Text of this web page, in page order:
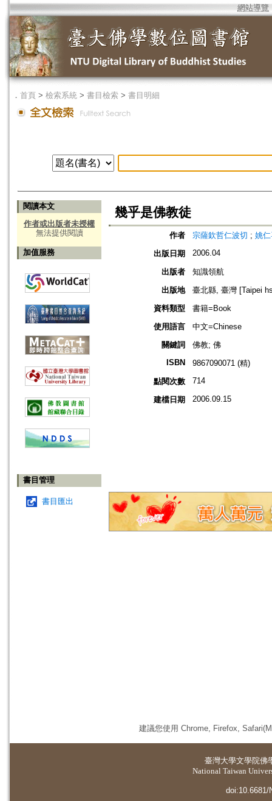
網站導覽
． 首頁 > 檢索系統 > 書目檢索 > 書目明細
閱讀本文
作者或出版者未授權
無法提供閱讀
加值服務
書目管理
書目匯出
幾乎是佛教徒
作者 宗薩欽哲仁波切 ; 姚
出版日期
2006.04
出版者
知識領航
出版地
臺北縣, 臺灣 [Taipei
資料類型
書籍=Book
使用語言
中文=Chinese
關鍵詞
佛教; 佛
ISBN
9867090071 (精)
點閱次數
714
建檔日期 2006.09.15
建議您使用 Chrome, Firefox,
臺灣大學文學院佛
National Taiwan
doi:10.6681/